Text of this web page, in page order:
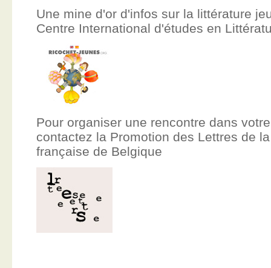
Une mine d'or d'infos sur la littérature
Centre International d'études en
Pour organiser une rencontre dans
contactez la Promotion des Lettres de
française de Belgique